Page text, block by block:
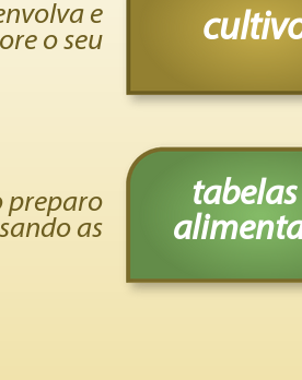
e
o seu
preparo
as
tabelas